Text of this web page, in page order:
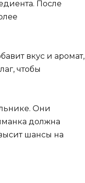
После
вкус и аромат,
чтобы
Они
должна
шансы на